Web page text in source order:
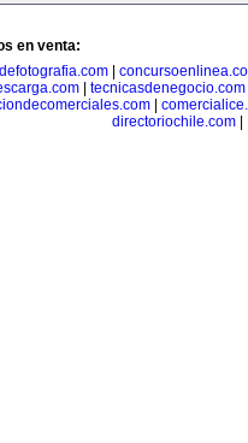
en venta:
|
| tecnicasdenegocio.com
|
directoriochile.com|